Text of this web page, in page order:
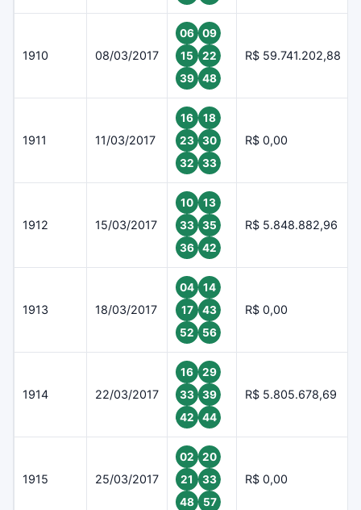
1910 08/03/2017
06
09
15
22
39
48
R$ 59.741.202,88
1911 11/03/2017
16
18
23
30
32
33
R$ 0,00
1912 15/03/2017
10
13
33
35
36
42
R$ 5.848.882,96
1913 18/03/2017
04
14
17
43
52
56
R$ 0,00
1914 22/03/2017
16
29
33
39
42
44
R$ 5.805.678,69
1915 25/03/2017
02
20
21
33
48
57
R$ 0,00